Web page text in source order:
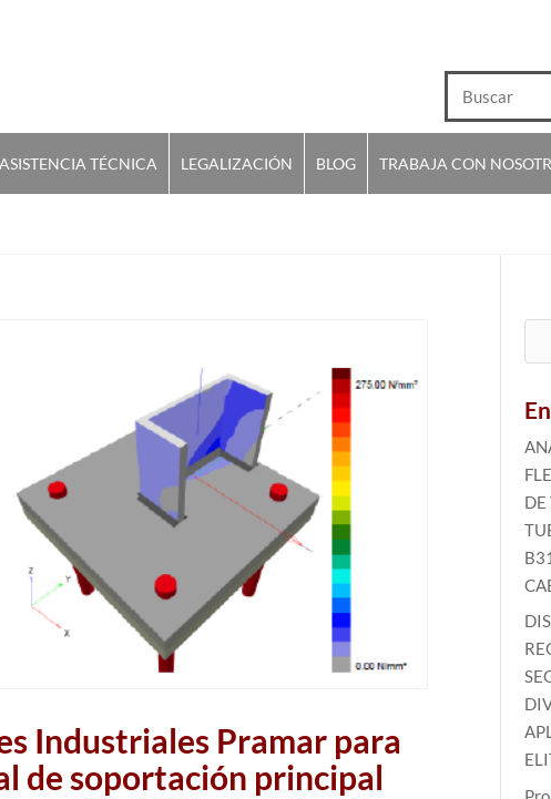
ASISTENCIA TÉCNICA LEGALIZACIÓN BLOG TRABAJA CON
Industriales Pramar para
de soportación principal
DE